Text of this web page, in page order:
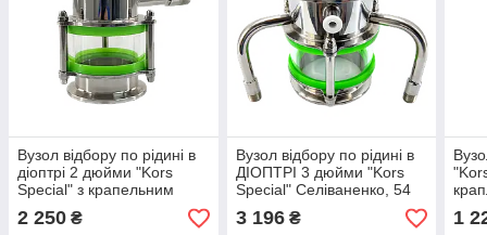
Вузол відбору по рідині в
діоптрі 2 дюйми "Kors
Special" з крапельним
зрошенням - Селіваненко,
35 голок
2 250 ₴
Вузол відбору по рідині в
ДІОПТРІ 3 дюйми "Kors
Special" Селіваненко, 54
голок з подвійним
відбором
3 196₴ 1